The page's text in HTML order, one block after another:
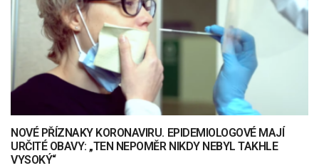
NOVÉ PŘÍZNAKY KORONAVIRU. EPIDEMIOLOGOVÉ MAJÍ
URČITÉ OBAVY: „TEN NEPOMĚR NIKDY NEBYL TAKHLE
VYSOKÝ“